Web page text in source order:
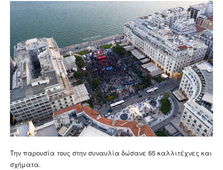
Την παρουσία τους στην συναυλία δώσανε 65 καλλιτέχνες και
σχήματα.